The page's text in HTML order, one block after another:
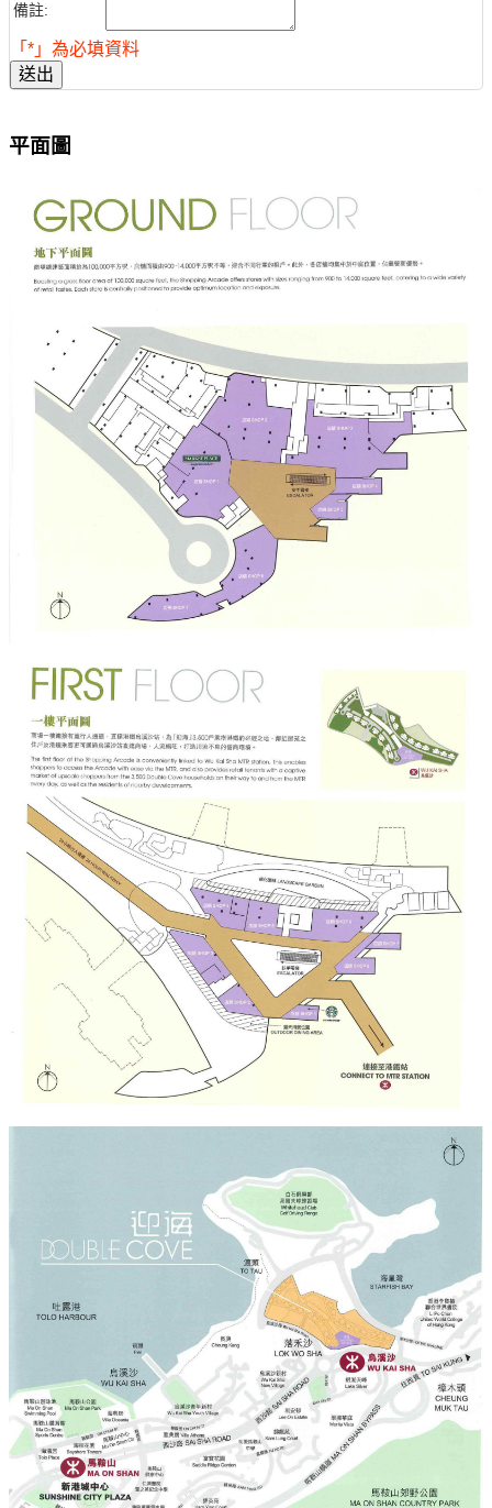
備註:
「*」為必填資料
送出
平面圖